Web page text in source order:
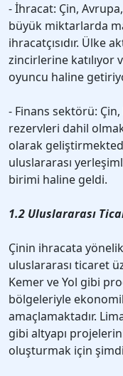
- İhracat: Çin,
büyük miktarlarda
ihracatçısıdır. Ülke
zincirlerine katılıyor
oyuncu haline
- Finans sektörü:
rezervleri dahil
olarak
uluslararası
birimi haline geldi.
1.2 Uluslararası
Çinin ihracata
uluslararası ticaret
Kemer ve Yol gibi
bölgeleriyle
amaçlamaktadır.
gibi altyapı
oluşturmak için